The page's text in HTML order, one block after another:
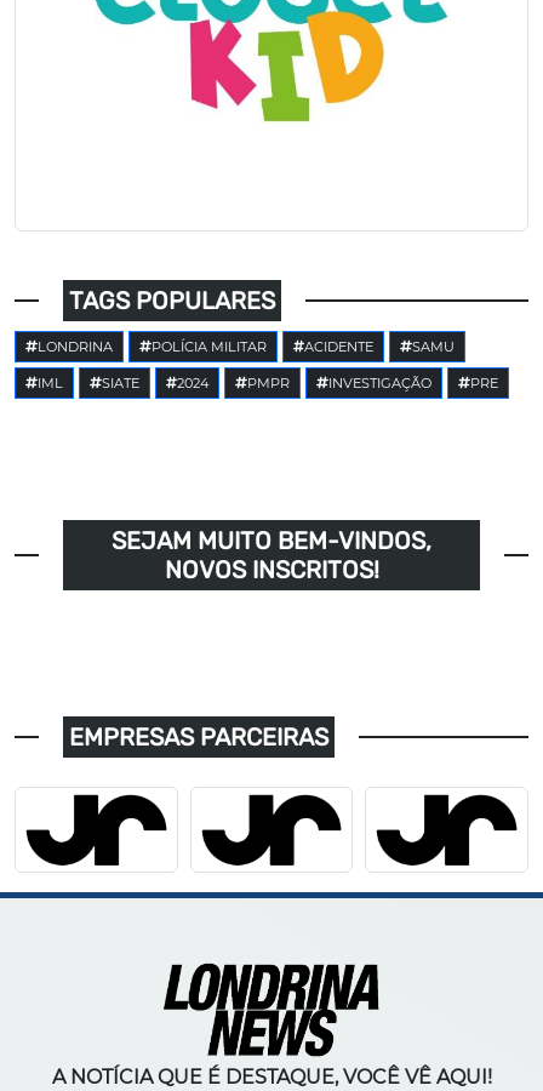
TAGS POPULARES
LONDRINA POLÍCIA MILITAR ACIDENTE SAMU
IML SIATE 2024 PMPR INVESTIGAÇÃO PRE
SEJAM MUITO BEM-VINDOS,
NOVOS INSCRITOS!
EMPRESAS PARCEIRAS
A NOTÍCIA QUE É DESTAQUE, VOCÊ VÊ AQUI!